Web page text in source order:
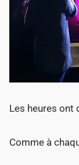
Les heures ont
Comme à